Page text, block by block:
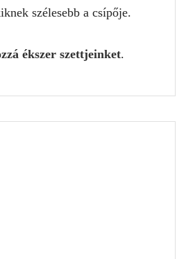
szélesebb a csípője.
ékszer szettjeinket.